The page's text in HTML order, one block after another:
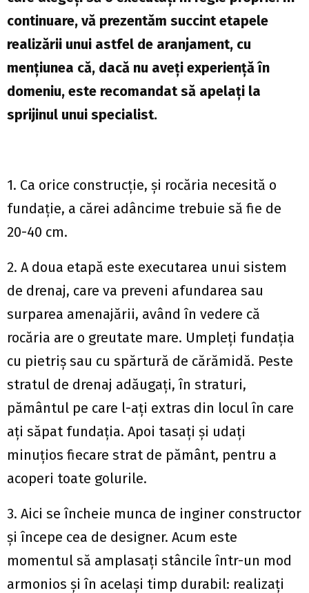
continuare, vă prezentăm succint etapele
realizării unui astfel de aranjament, cu
menţiunea că, dacă nu aveţi experienţă în
domeniu, este recomandat să apelaţi la
sprijinul unui specialist.
1. Ca orice construcţie, şi rocăria necesită o
fundaţie, a cărei adâncime trebuie să fie de
20-40 cm.
2. A doua etapă este executarea unui sistem
de drenaj, care va preveni afundarea sau
surparea amenajării, având în vedere că
rocăria are o greutate mare. Umpleţi fundaţia
cu pietriş sau cu spărtură de cărămidă. Peste
stratul de drenaj adăugaţi, în straturi,
pământul pe care l-aţi extras din locul în care
aţi săpat fundaţia. Apoi tasaţi şi udaţi
minuţios fiecare strat de pământ, pentru a
acoperi toate golurile.
3. Aici se încheie munca de inginer constructor
şi începe cea de designer. Acum este
momentul să amplasaţi stâncile într-un mod
armonios şi în acelaşi timp durabil: realizaţi